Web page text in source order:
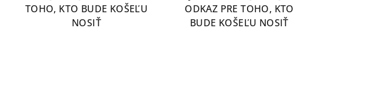
TOHO, KTO BUDE KOŠEĽU
NOSIŤ
ODKAZ PRE TOHO, KTO
BUDE KOŠEĽU NOSIŤ